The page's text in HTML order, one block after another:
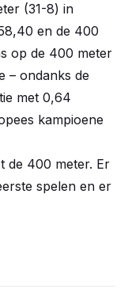
(31-8) in
en de 400
op de 400 meter
– ondanks de
met 0,64
kampioene
de 400 meter. Er
spelen en er